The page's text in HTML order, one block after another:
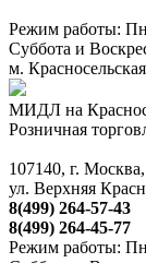
Режим работы:
Суббота и
м. Красносельская
МИДЛ на
Розничная
107140, г.
ул. Верхняя
8(499) 264-57-43
8(499) 264-45-77
Режим работы: